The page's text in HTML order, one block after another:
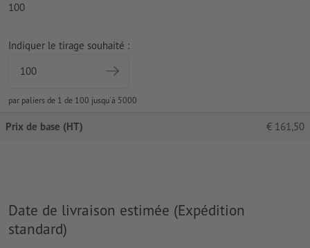
100
Indiquer le tirage souhaité :
par paliers de 1 de 100 jusqu'à 5000
Prix de base (HT) € 161,50
Date de livraison estimée (Expédition
standard)